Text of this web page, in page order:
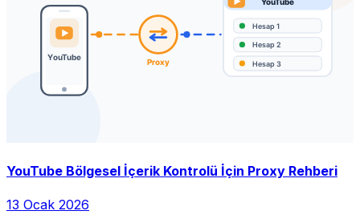
YouTube Bölgesel İçerik Kontrolü İçin Proxy Rehberi
13 Ocak 2026